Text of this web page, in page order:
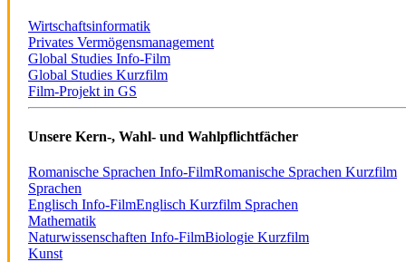
Wirtschaftsinformatik
Privates Vermögensmanagement
Global Studies Info-Film
Global Studies Kurzfilm
Film-Projekt in GS
Unsere Kern-, Wahl- und Wahlpflichtfächer
Romanische Sprachen Info-FilmRomanische Sprachen Kurzfilm
Sprachen
Englisch Info-FilmEnglisch Kurzfilm Sprachen
Mathematik
Naturwissenschaften Info-FilmBiologie Kurzfilm
Kunst